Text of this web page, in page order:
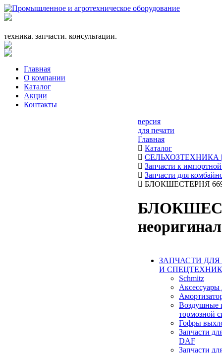
техника. запчасти. консультации.
Главная
О компании
Каталог
Акции
Контакты
версия
для печати
Главная
Каталог
СЕЛЬХОЗТЕХНИКА
Запчасти к
Запчасти для
БЛОКШЕСТЕРНЯ
ЗАПЧАСТИ ДЛЯ
И
Schmitz
Аксессуары
Воздушные
тормозной
Гофры
Запчасти
DAF
Запчасти